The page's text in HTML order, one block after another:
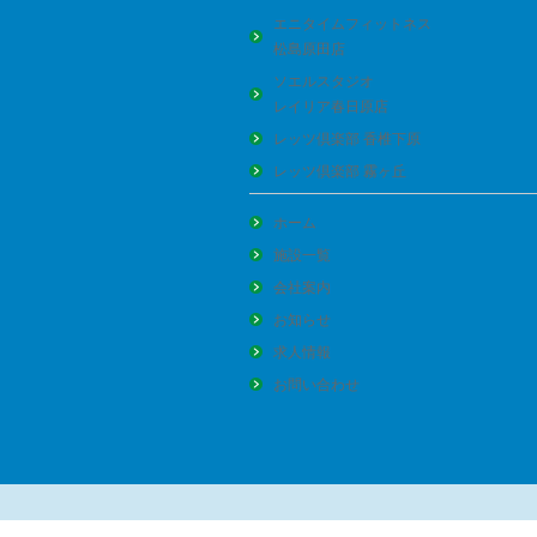
エニタイムフィットネス
松島原田店
ソエルスタジオ
レイリア春日原店
レッツ倶楽部 香椎下原
レッツ倶楽部 霧ヶ丘
ホーム
施設一覧
会社案内
お知らせ
求人情報
お問い合わせ